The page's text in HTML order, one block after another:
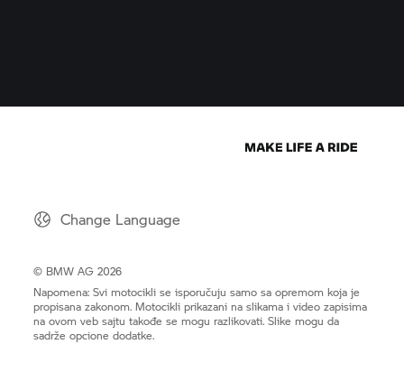
Change Language
© BMW AG 2026
Napomena: Svi motocikli se isporučuju samo sa opremom koja je
propisana zakonom. Motocikli prikazani na slikama i video zapisima
na ovom veb sajtu takođe se mogu razlikovati. Slike mogu da
sadrže opcione dodatke.